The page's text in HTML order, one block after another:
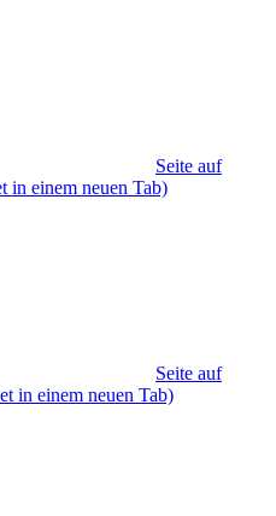
Seite auf
in einem neuen Tab)
Seite auf
in einem neuen Tab)